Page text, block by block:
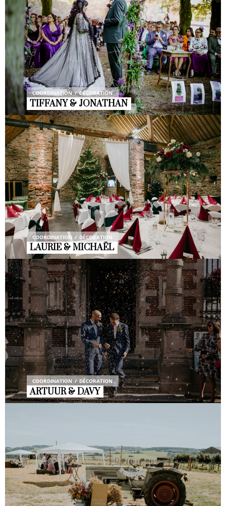
COORDINATION DÉCORATION
TIFFANY & JONATHAN
COORDINATION DÉCORATION
LAURIE & MICHAËL
COORDINATION DÉCORATION
ARTUUR & DAVY